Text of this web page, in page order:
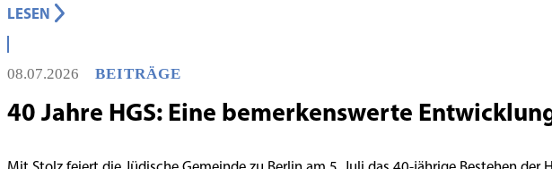
LESEN
08.07.2026 BEITRÄGE
40 Jahre HGS: Eine bemerkenswerte